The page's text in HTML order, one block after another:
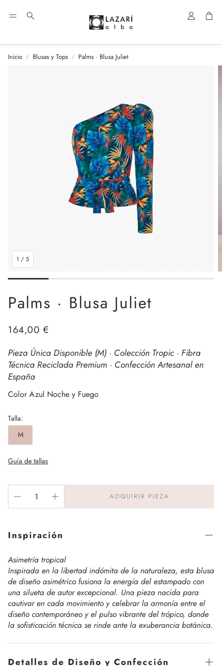
Buscar Cuenta
Inicio Blusas y Tops Palms · Blusa Juliet
1 / 5
Palms · Blusa Juliet
Precio
164,00 €
Pieza Única Disponible (M) · Colección Tropic · Fibra
Técnica Reciclada Premium · Confección Artesanal en
España
Color Azul Noche y Fuego
Talla:
M
Guía de tallas
ADQUIRIR PIEZA
Inspiración
Asimetría tropical
Inspirada en la libertad indómita de la naturaleza, esta blusa
de diseño asimétrico fusiona la energía del estampado con
una silueta de autor excepcional. Una pieza nacida para
cautivar en cada movimiento y celebrar la armonía entre el
diseño contemporáneo y el pulso vibrante del trópico, donde
la sofisticación técnica se rinde ante la exuberancia botánica.
Detalles de Diseño y Confección